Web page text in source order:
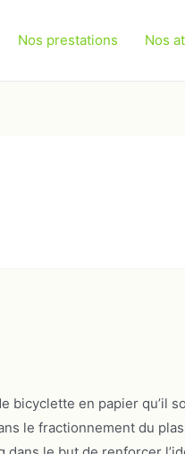
Nos prestations Nos
bicyclette en papier qu’il
le fractionnement du